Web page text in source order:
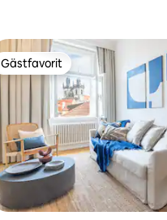
Gästfavorit
Gästfavorit